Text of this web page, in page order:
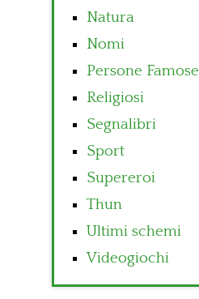
Natura
Nomi
Persone Famose
Religiosi
Segnalibri
Sport
Supereroi
Thun
Ultimi schemi
Videogiochi